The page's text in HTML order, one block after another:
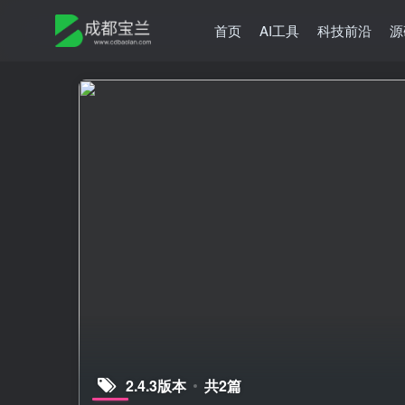
首页 AI工具 科技前沿
2.4.3版本 共2篇